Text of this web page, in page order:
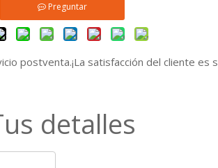
Preguntar
postventa.¡La satisfacción del cliente es
detalles